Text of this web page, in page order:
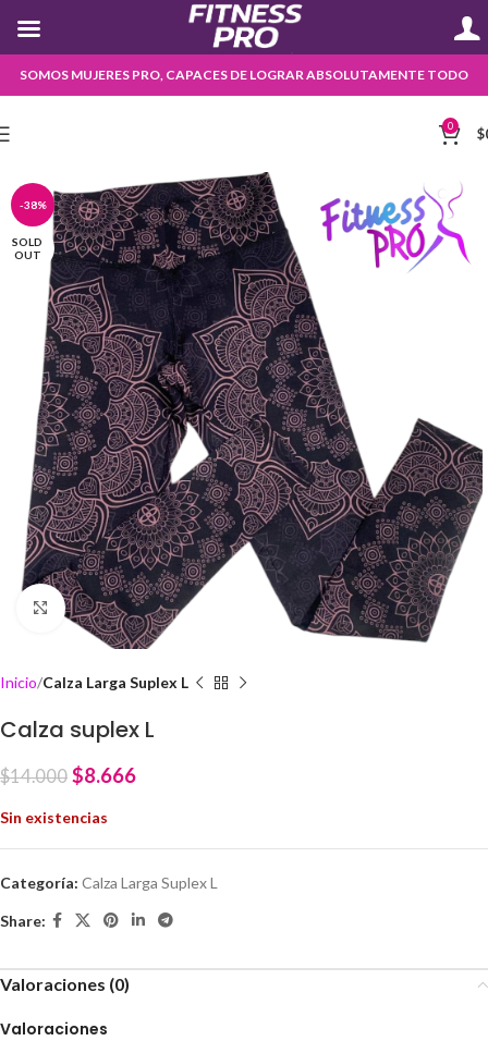
SOMOS MUJERES PRO, CAPACES DE LOGRAR ABSOLUTAMENTE TODO
0 $
-38%
SOLD
OUT
Click to enlarge
Inicio Calza Larga Suplex L
Calza suplex L
$14.000 $8.666
Sin existencias
Categoría: Calza Larga Suplex L
Share:
Valoraciones (0)
Valoraciones